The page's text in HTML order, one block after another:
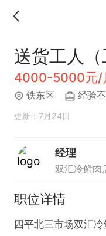
送货工人（
4000-5000元/
铁东区 经验
更新：7月24日
经理
双汇冷鲜肉
职位详情
四平北三市场双汇